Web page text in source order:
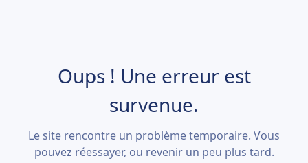
Oups ! Une erreur est
survenue.
Le site rencontre un problème temporaire. Vous
pouvez réessayer, ou revenir un peu plus tard.